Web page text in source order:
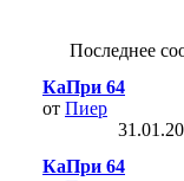
Последнее
КаПри 64
от Пиер
КаПри 64